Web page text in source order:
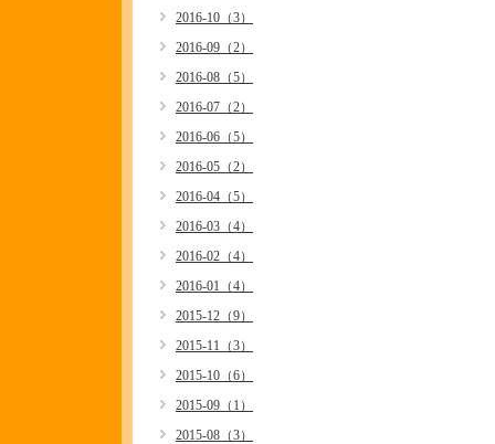
2016-10（3）
2016-09（2）
2016-08（5）
2016-07（2）
2016-06（5）
2016-05（2）
2016-04（5）
2016-03（4）
2016-02（4）
2016-01（4）
2015-12（9）
2015-11（3）
2015-10（6）
2015-09（1）
2015-08（3）